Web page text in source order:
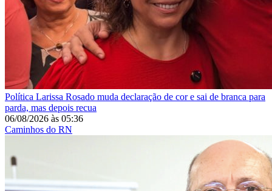
Política Larissa Rosado muda declaração de cor e sai de branca para
parda, mas depois recua
06/08/2026 às 05:36
Caminhos do RN